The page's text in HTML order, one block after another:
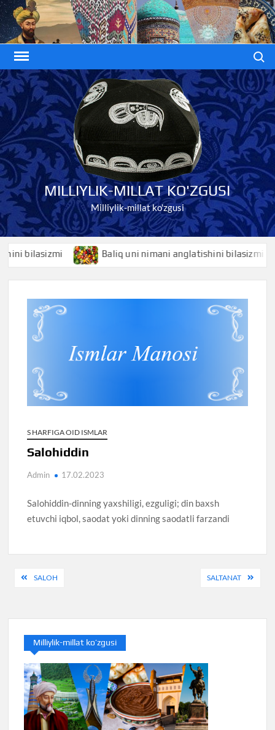
Skip
to
content
MILLIYLIK-MILLAT KO'ZGUSI
Milliylik-millat ko'zgusi
bilasizmi Baliq uni nimani anglatishini bilasizmi
S HARFIGA OID ISMLAR
Salohiddin
Admin 17.02.2023
Salohiddin-dinning yaxshiligi, ezguligi; din baxsh
etuvchi iqbol, saodat yoki dinning saodatli farzandi
PostSALOH SALTANAT
Milliylik-millat ko’zgusi